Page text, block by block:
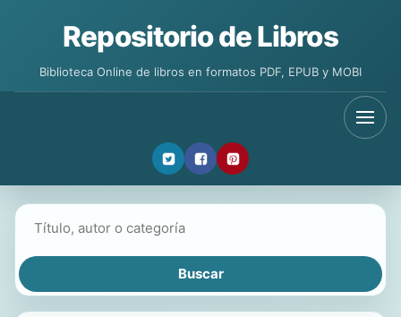
Repositorio de Libros
Biblioteca Online de libros en formatos PDF, EPUB y MOBI